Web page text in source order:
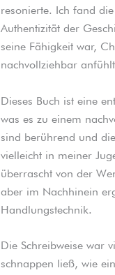
resonierte. Ich fand
Authentizität der
seine Fähigkeit war,
nachvollziehbar
Dieses Buch ist eine
was es zu einem
sind berührend und
vielleicht in meiner
überrascht von der
aber im Nachhinein
Handlungstechnik.
Die Schreibweise war
schnappen ließ, wie